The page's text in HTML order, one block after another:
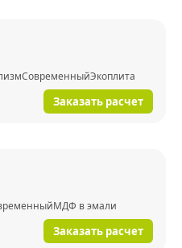
СовременныйЭкоплита
Заказать расчет
МДФ в эмали
Заказать расчет